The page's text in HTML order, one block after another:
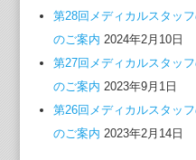
第28回メディカルスタッ
のご案内 2024年2月10日
第27回メディカルスタッ
のご案内 2023年9月1日
第26回メディカルスタッ
のご案内 2023年2月14日